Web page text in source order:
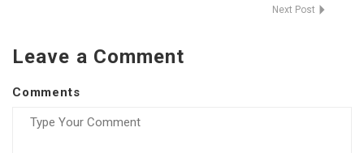
Next Post
Leave a Comment
Comments